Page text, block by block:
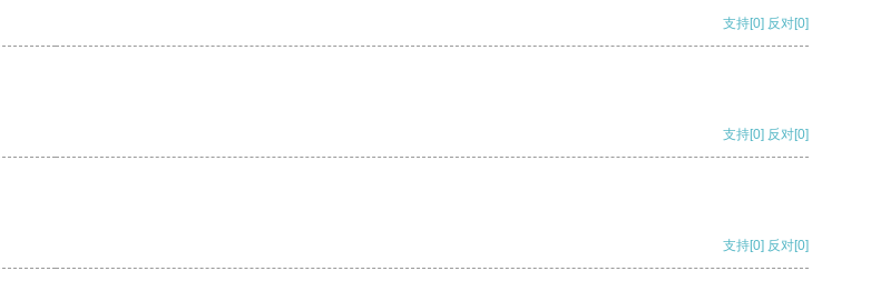
支持[0] 反对[0]
支持[0] 反对[0]
支持[0] 反对[0]